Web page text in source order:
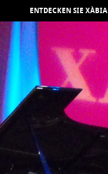
ENTDECKEN SIE XÀBIA